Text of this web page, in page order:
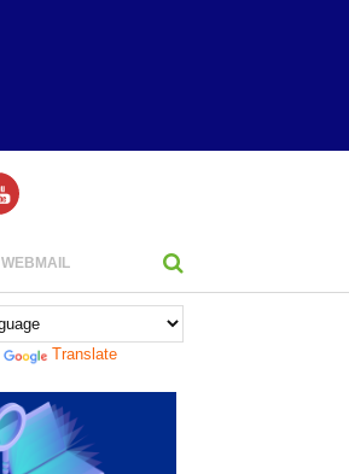
WEBMAIL
Translate